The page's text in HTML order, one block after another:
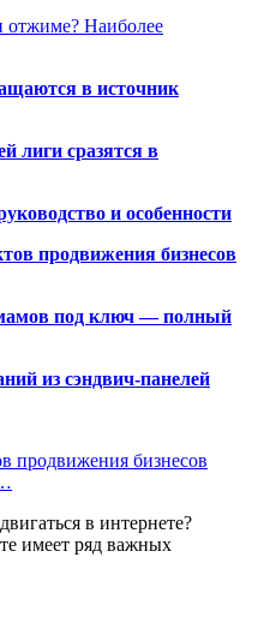
отжиме? Наиболее
в источник
лиги сразятся в
и особенности
продвижения бизнесов
под ключ — полный
из сэндвич-панелей
продвижения бизнесов
в интернете?
имеет ряд важных